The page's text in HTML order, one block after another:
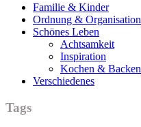
Familie & Kinder
Ordnung & Organisation
Schönes Leben
Achtsamkeit
Inspiration
Kochen & Backen
Verschiedenes
Tags